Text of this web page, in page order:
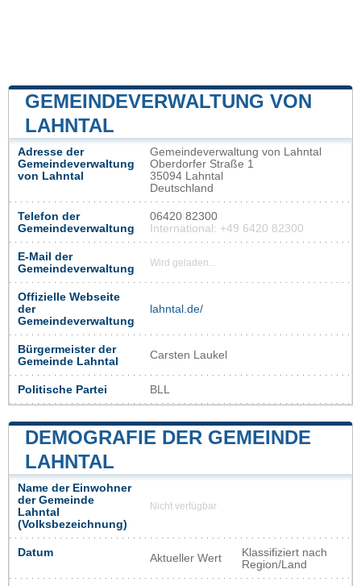
GEMEINDEVERWALTUNG VON
LAHNTAL
Adresse der
Gemeindeverwaltung
von Lahntal
Gemeindeverwaltung von Lahntal
Oberdorfer Straße 1
35094 Lahntal
Deutschland
Telefon der
Gemeindeverwaltung
06420 82300
International: +49 6420 82300
E-Mail der
Gemeindeverwaltung
Wird geladen...
Offizielle Webseite
der
Gemeindeverwaltung
lahntal.de/
Bürgermeister der
Gemeinde Lahntal
Carsten Laukel
Politische Partei BLL
DEMOGRAFIE DER GEMEINDE
LAHNTAL
Name der Einwohner
der Gemeinde
Lahntal
(Volksbezeichnung)
Nicht verfügbar
Datum Aktueller Wert
Klassifiziert nach
Region/Land